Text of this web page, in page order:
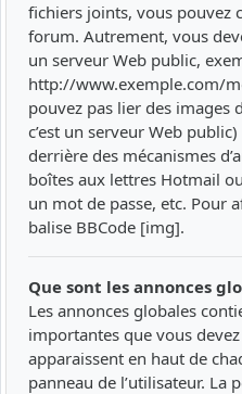
fichiers joints, vous pouvez
forum. Autrement, vous
un serveur Web public,
http://www.exemple.com/
pouvez pas lier des images
c’est un serveur Web
derrière des mécanismes
boîtes aux lettres Hotmail
un mot de passe, etc. Pour
balise BBCode [img].
Que sont les annonces
Les annonces globales
importantes que vous
apparaissent en haut de
panneau de l’utilisateur. La